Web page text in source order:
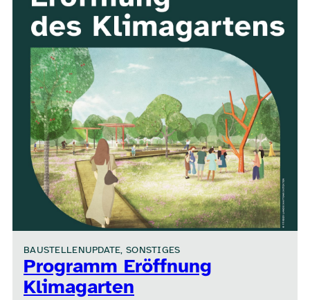
BAUSTELLENUPDATE, SONSTIGES
Programm Eröffnung
Klimagarten